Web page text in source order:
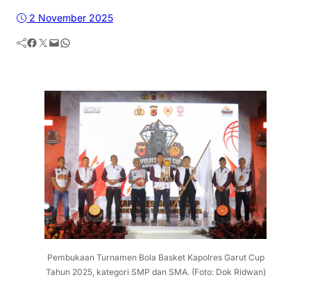
2 November 2025
Facebook Twitter Mail WhatsApp
Pembukaan Turnamen Bola Basket Kapolres Garut Cup
Tahun 2025, kategori SMP dan SMA. (Foto: Dok Ridwan)